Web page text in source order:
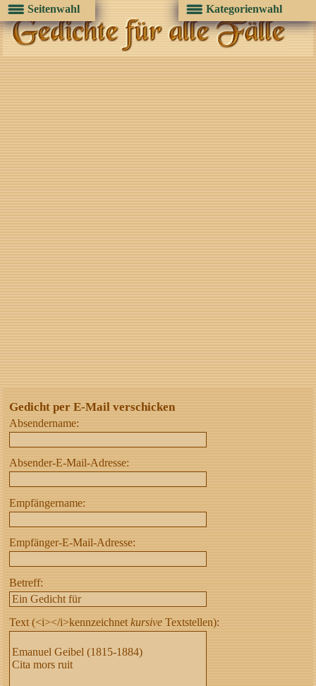
Gedicht per E-Mail verschicken
Absendername:
Absender-E-Mail-Adresse:
Empfängername:
Empfänger-E-Mail-Adresse:
Betreff:
Text (<i></i>kennzeichnetkursive Textstellen):
Seitenwahl Kategorienwahl